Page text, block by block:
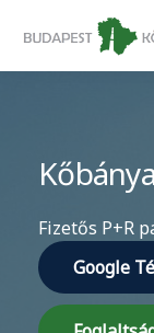
Fizetős P+R
Google